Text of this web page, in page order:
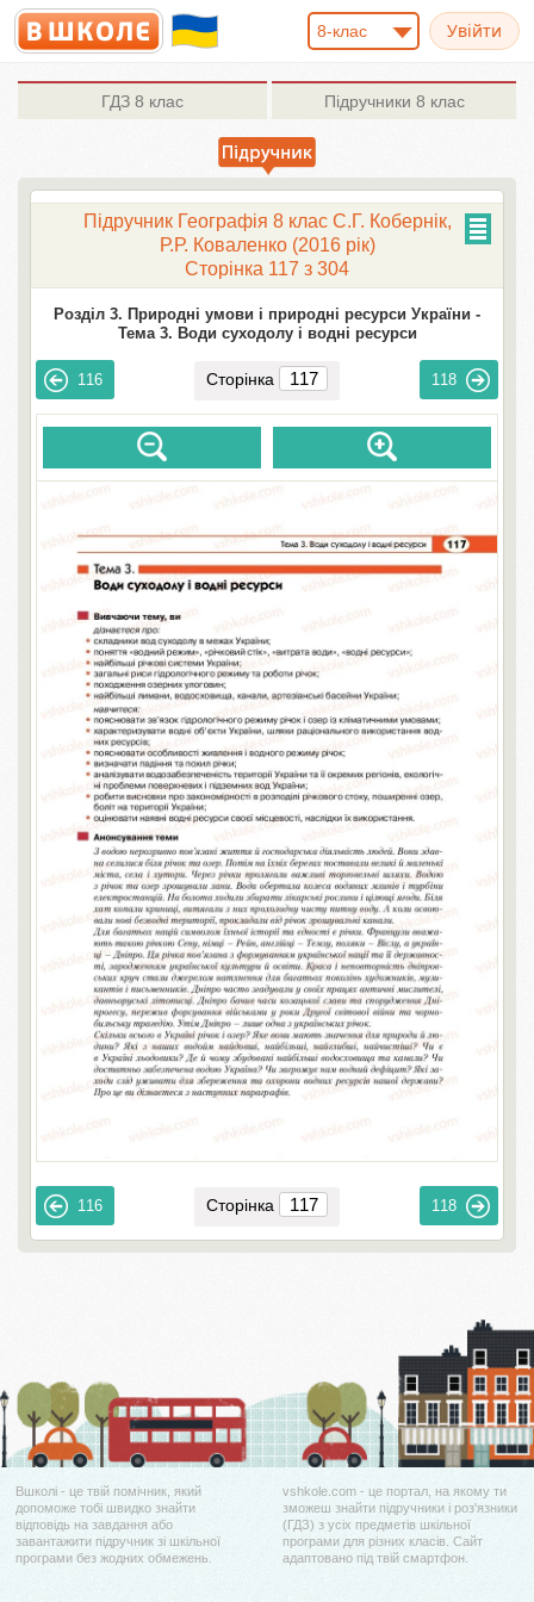
8-клас
ГДЗ 8 клас Підручники 8 клас
Підручник Географія 8 клас С.Г. Кобернік,
Р.Р. Коваленко (2016 рік)
Сторінка 117 з 304
Розділ 3. Природні умови і природні ресурси України -
Тема 3. Води суходолу і водні ресурси
116 Сторінка 118
116 Сторінка 118
Вшколі - це твій помічник, який
допоможе тобі швидко знайти
відповідь на завдання або
завантажити підручник зі шкільної
програми без жодних обмежень.
vshkole.com - це портал, на якому ти
зможеш знайти підручники і роз'язники
(ГДЗ) з усіх предметів шкільної
програми для різних класів. Сайт
адаптовано під твій смартфон.